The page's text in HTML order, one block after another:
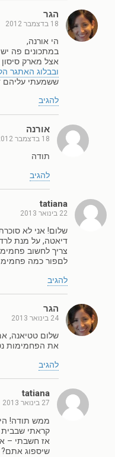
הגר
18 בדצמבר 2012
הי אורנה,
במתכונים פה
אצל מארק סיסון
ובבלוג האתגר
ששמעתי עליהם
להגיב
אורנה
18 בדצמבר 2012
תודה
להגיב
tatiana
22 בינואר 2013
שלום! אני לא
דיאטה, על מנת
צריך לחשוב
לםפור כמה
להגיב
הגר
24 בינואר 2013
שלום טטיאנה,
את הפחמימות
להגיב
tatiana
27 בינואר 2013
ממש תודה!
קראתי שבבית
אז חשבתי –
שיספוג אתם?